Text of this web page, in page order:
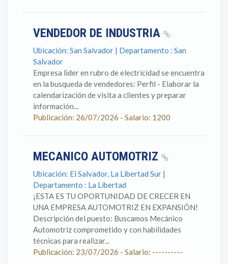
VENDEDOR DE INDUSTRIA
Ubicación: San Salvador | Departamento : San
Salvador
Empresa lider en rubro de electricidad se encuentra
en la busqueda de vendedores: Perfil - Elaborar la
calendarización de visita a clientes y preparar
información...
Publicación: 26/07/2026 - Salario: 1200
MECANICO AUTOMOTRIZ
Ubicación: El Salvador, La Libertad Sur |
Departamento : La Libertad
¡ESTA ES TU OPORTUNIDAD DE CRECER EN
UNA EMPRESA AUTOMOTRIZ EN EXPANSIÓN!
Descripción del puesto: Buscamos Mecánico
Automotriz comprometido y con habilidades
técnicas para realizar...
Publicación: 23/07/2026 - Salario: ----------